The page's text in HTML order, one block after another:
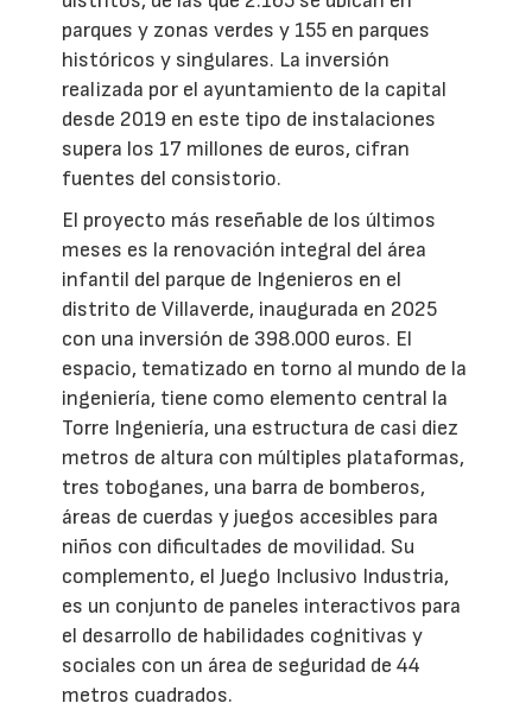
parques y zonas verdes y 155 en parques
históricos y singulares. La inversión
realizada por el ayuntamiento de la capital
desde 2019 en este tipo de instalaciones
supera los 17 millones de euros, cifran
fuentes del consistorio.
El proyecto más reseñable de los últimos
meses es la renovación integral del área
infantil del parque de Ingenieros en el
distrito de Villaverde, inaugurada en 2025
con una inversión de 398.000 euros. El
espacio, tematizado en torno al mundo de la
ingeniería, tiene como elemento central la
Torre Ingeniería, una estructura de casi diez
metros de altura con múltiples plataformas,
tres toboganes, una barra de bomberos,
áreas de cuerdas y juegos accesibles para
niños con dificultades de movilidad. Su
complemento, el Juego Inclusivo Industria,
es un conjunto de paneles interactivos para
el desarrollo de habilidades cognitivas y
sociales con un área de seguridad de 44
metros cuadrados.